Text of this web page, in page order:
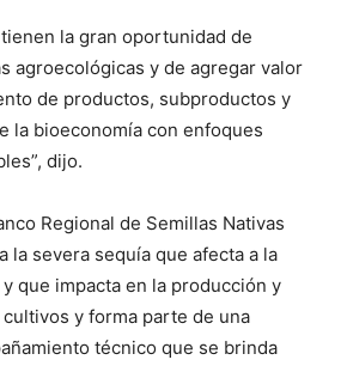
la gran oportunidad de
agroecológicas y de agregar valor
de productos, subproductos y
la bioeconomía con enfoques
dijo.
Regional de Semillas Nativas
la severa sequía que afecta a la
que impacta en la producción y
y forma parte de una
técnico que se brinda